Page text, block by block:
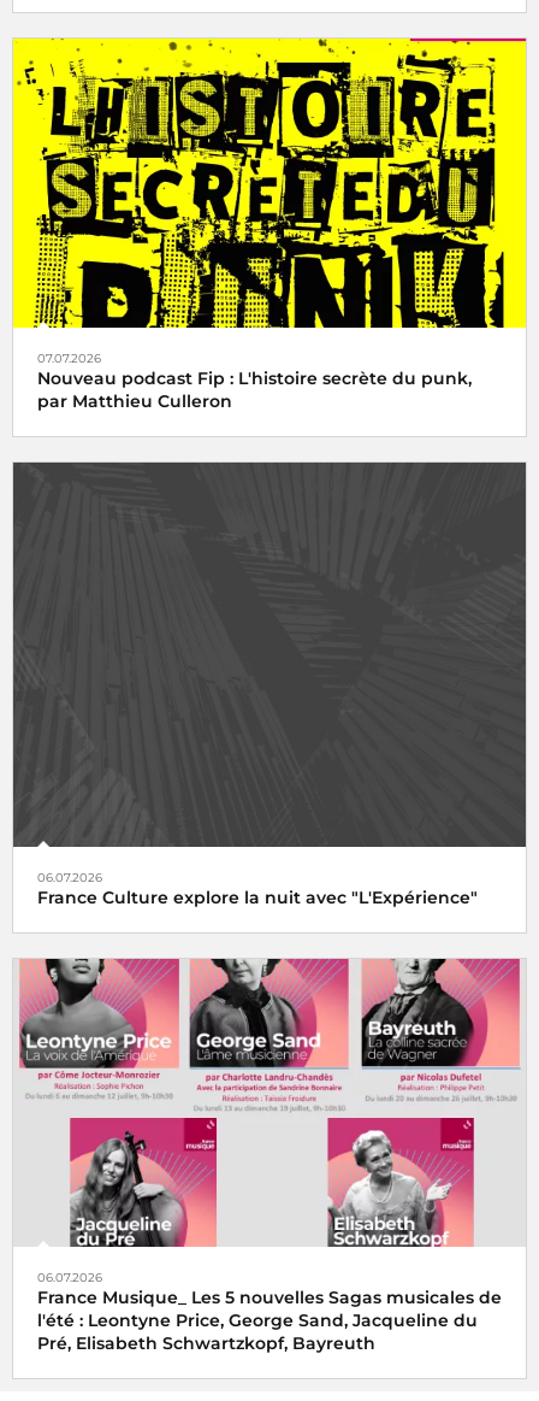
07.07.2026
Nouveau podcast Fip : L'histoire secrète du punk,
par Matthieu Culleron
06.07.2026
France Culture explore la nuit avec "L'Expérience"
06.07.2026
France Musique_ Les 5 nouvelles Sagas musicales de
l'été : Leontyne Price, George Sand, Jacqueline du
Pré, Elisabeth Schwartzkopf, Bayreuth